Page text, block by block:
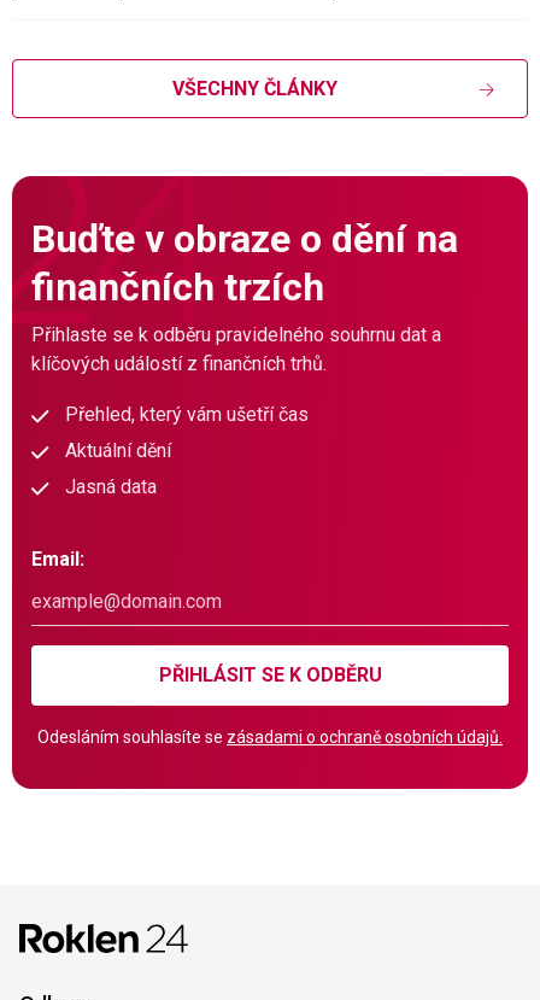
VŠECHNY ČLÁNKY
Buďte v obraze o dění na
finančních trzích
Přihlaste se k odběru pravidelného souhrnu dat a
klíčových událostí z finančních trhů.
Přehled, který vám ušetří čas
Aktuální dění
Jasná data
Email:
PŘIHLÁSIT SE K ODBĚRU
Odesláním souhlasíte se zásadami o ochraně osobních údajů.